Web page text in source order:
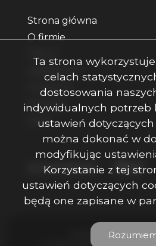
Strona główna
O firmie
Zgłoszenia
Ulubione
Kontakt
Rodo
Social Media
Ojczenasz
Ta strona
celach
dostosowania
indywidualnych potrzeb
ustawień
można dokonać w
modyfikując
Korzystanie z tej
ustawień dotyczących
będą one zapisane w